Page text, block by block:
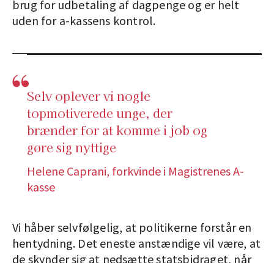
brug for udbetaling af dagpenge og er helt
uden for a-kassens kontrol.
Selv oplever vi nogle
topmotiverede unge, der
brænder for at komme i job og
gøre sig nyttige
Helene Caprani, forkvinde i Magistrenes A-
kasse
Vi håber selvfølgelig, at politikerne forstår en
hentydning. Det eneste anstændige vil være, at
de skynder sig at nedsætte statsbidraget, når